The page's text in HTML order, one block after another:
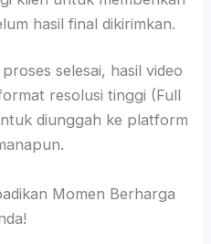
hasil final dikirimkan.
selesai, hasil video
resolusi tinggi (Full
diunggah ke platform
Momen Berharga